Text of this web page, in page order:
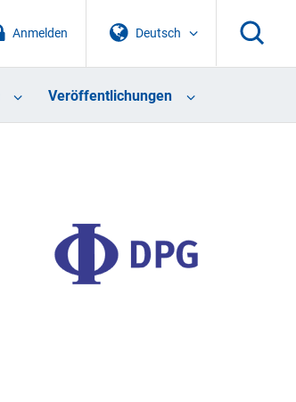
Deutsch
Anmelden
Veröffentlichungen